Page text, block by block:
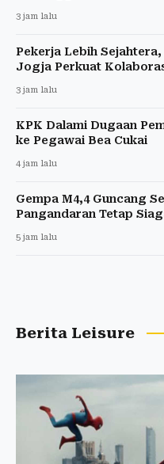
3 jam lalu
Pekerja Lebih
Jogja Perkuat
3 jam lalu
KPK Dalami Dugaan
ke Pegawai Bea Cukai
4 jam lalu
Gempa M4,4 Guncang
Pangandaran Tetap
5 jam lalu
Berita Leisure